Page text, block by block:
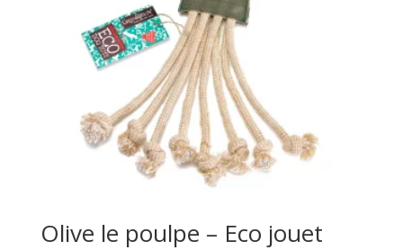
Olive le poulpe – Eco jouet